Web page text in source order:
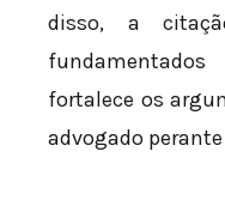
disso, a
fortalece os
advogado